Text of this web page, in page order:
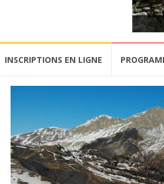
INSCRIPTIONS EN LIGNE